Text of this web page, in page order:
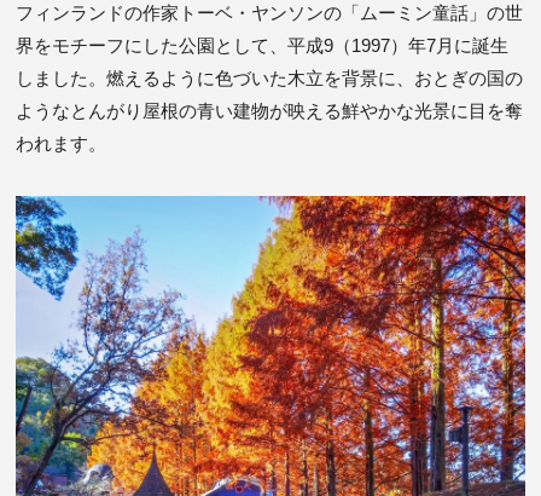
フィンランドの作家トーベ・ヤンソンの「ムーミン童話」の世
界をモチーフにした公園として、平成9（1997）年7月に誕生
しました。燃えるように色づいた木立を背景に、おとぎの国の
ようなとんがり屋根の青い建物が映える鮮やかな光景に目を奪
われます。